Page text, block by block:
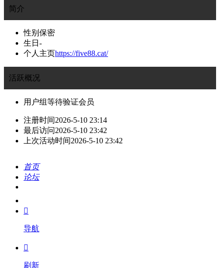
简介
性别 保密
生日 -
个人主页https://five88.cat/
活跃概况
用户组等待验证会员
注册时间2026-5-10 23:14
最后访问2026-5-10 23:42
上次活动时间2026-5-10 23:42
首页
论坛
我的

导航

刷新